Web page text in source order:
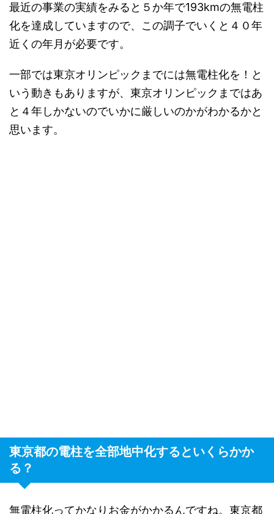
最近の事業の実績をみると５か年で193kmの無電柱
化を達成していますので、この調子でいくと４０年
近くの年月が必要です。
一部では東京オリンピックまでには無電柱化を！と
いう動きもありますが、東京オリンピックまではあ
と４年しかないのでいかに厳しいのかがわかるかと
思います。
東京都の電柱を全部地中化するといくらかか
る？
無電柱化ってかなりお金がかかるんですね。東京都